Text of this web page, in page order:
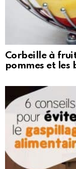
Corbeille à
pommes et les